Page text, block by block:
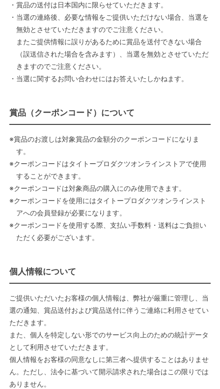
・賞品の送付は日本国内に限らせていただきます。
・当選の連絡後、必要な情報をご提供いただけない場合、当選を
無効とさせていただきますのでご注意ください。
またご提供情報に誤りがあるために賞品を送付できない場合
（誤送信された場合を含みます）、当選を無効とさせていただ
きますのでご注意ください。
・当選に関するお問い合わせにはお答えいたしかねます。
賞品（クーポンコード）について
※賞品のお渡しは対象賞品の金額分のクーポンコードになりま
す。
※クーポンコードはタイトープロダクツオンラインストアで使用
することができます。
※クーポンコードは対象商品の購入にのみ使用できます。
※クーポンコードを使用にはタイトープロダクツオンラインスト
アへの会員登録が必要になります。
※クーポンコードを使用する際、支払い手数料・送料はご負担い
ただく必要がございます。
個人情報について
ご提供いただいたお客様の個人情報は、弊社が厳重に管理し、当
選の通知、賞品送付および賞品送付に伴うご連絡に利用させてい
ただきます。
また、個人を特定しない形でのサービス向上のための統計データ
として利用させていただきます。
個人情報をお客様の同意なしに第三者へ提供することはありませ
ん。ただし、法令に基づいて開示請求された場合はこの限りでは
ありません。